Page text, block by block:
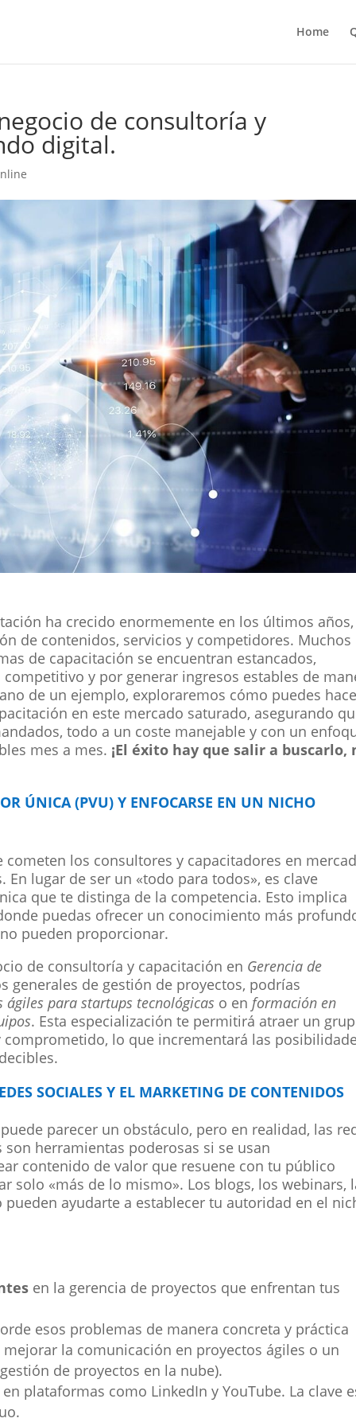
Home
de consultoría y
digital.
ha crecido enormemente en los últimos años,
de contenidos, servicios y competidores. Muchos
de capacitación se encuentran estancados,
y por generar ingresos estables de
de un ejemplo, exploraremos cómo puedes
en este mercado saturado, asegurando
todo a un coste manejable y con un
mes a mes. ¡El éxito hay que salir a buscarlo,
ÚNICA (PVU) Y ENFOCARSE EN UN NICHO
los consultores y capacitadores en
lugar de ser un «todo para todos», es clave
que te distinga de la competencia. Esto implica
puedas ofrecer un conocimiento más
pueden proporcionar.
de consultoría y capacitación en Gerencia de
generales de gestión de proyectos, podrías
ágiles para startups tecnológicas o enformación en
. Esta especialización te permitirá atraer un
lo que incrementará las
SOCIALES Y EL MARKETING DE CONTENIDOS
parecer un obstáculo, pero en realidad, las
herramientas poderosas si se usan
contenido de valor que resuene con tu público
solo «más de lo mismo». Los blogs, los webinars,
ayudarte a establecer tu autoridad en el
en la gerencia de proyectos que enfrentan tus
esos problemas de manera concreta y práctica
la comunicación en proyectos ágiles o un
de proyectos en la nube).
en plataformas como LinkedIn y YouTube. La clave